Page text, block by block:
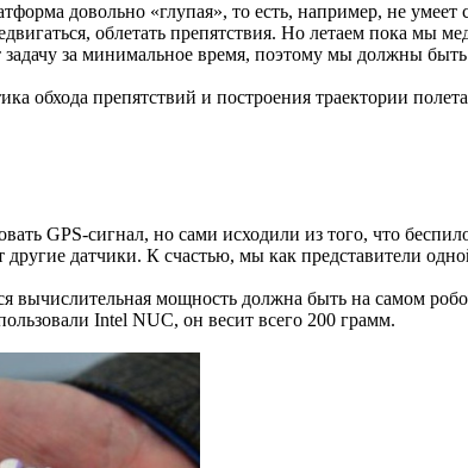
довольно «глупая», то есть, например, не
облетать препятствия. Но летаем пока мы
за минимальное время, поэтому мы должны
обхода препятствий и построения траектории
GPS-сигнал, но сами исходили из того, что
другие датчики. К счастью, мы как представители
вычислительная мощность должна быть на самом
Intel NUС, он весит всего 200 грамм.